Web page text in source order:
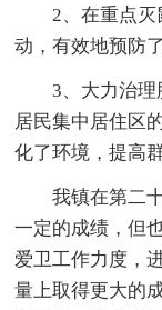
2、在重点
动，有效地预防
3、大力治
居民集中居住区
化了环境，提高
我镇在第二
一定的成绩，但
爱卫工作力度，
量上取得更大的